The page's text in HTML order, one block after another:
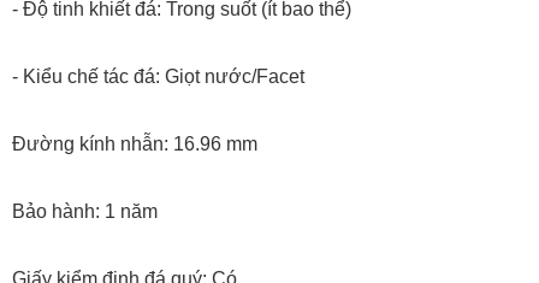
- Độ tinh khiết đá: Trong suốt (ít bao thể)
- Kiểu chế tác đá: Giọt nước/Facet
Đường kính nhẫn: 16.96 mm
Bảo hành: 1 năm
Giấy kiểm định đá quý: Có